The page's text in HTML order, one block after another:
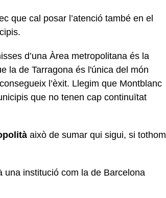
que cal posar l’atenció també en el
d’una Àrea metropolitana és la
la de Tarragona és l'única del món
l’èxit. Llegim que Montblanc
que no tenen cap continuïtat
això de sumar qui sigui, si tothom
una institució com la de Barcelona